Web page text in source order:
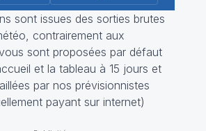
sont issues des sorties brutes
contrairement aux
sont proposées par défaut
et la tableau à 15 jours et
par nos prévisionnistes
payant sur internet)